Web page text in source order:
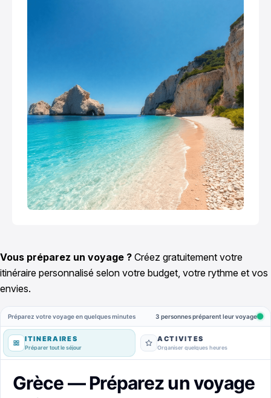
Vous préparez un voyage ? Créez gratuitement votre
itinéraire personnalisé selon votre budget, votre rythme et vos
envies.